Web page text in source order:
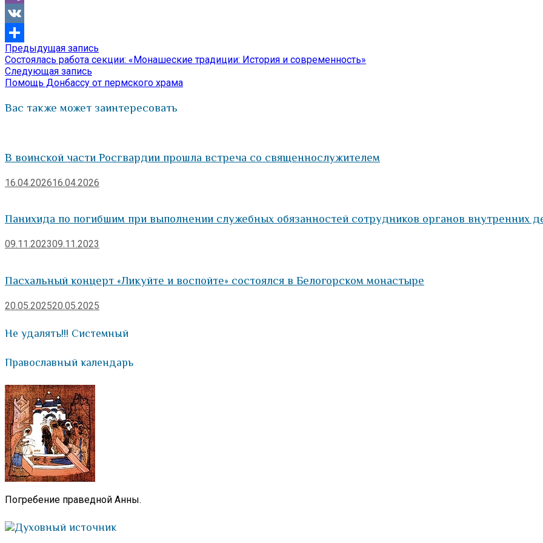
Viber
VK
Отправить
Навигация
по
записям
Предыдущая запись
запись:
Состоялась работа секции: «Монашеские традиции: История и современность»
Следующая запись
запись:
Помощь Донбассу от пермского храма
Вас также может заинтересовать
В воинской части Росгвардии прошла встреча со священнослужителем
16.04.202616.04.2026
Панихида по погибшим при выполнении служебных обязанностей сотрудников органов внутренних
09.11.202309.11.2023
Пасхальный концерт «Ликуйте и воспойте» состоялся в Белогорском монастыре
20.05.202520.05.2025
Не удалять!!! Системный
Православный календарь
Погребение праведной Анны.
Духовный источник